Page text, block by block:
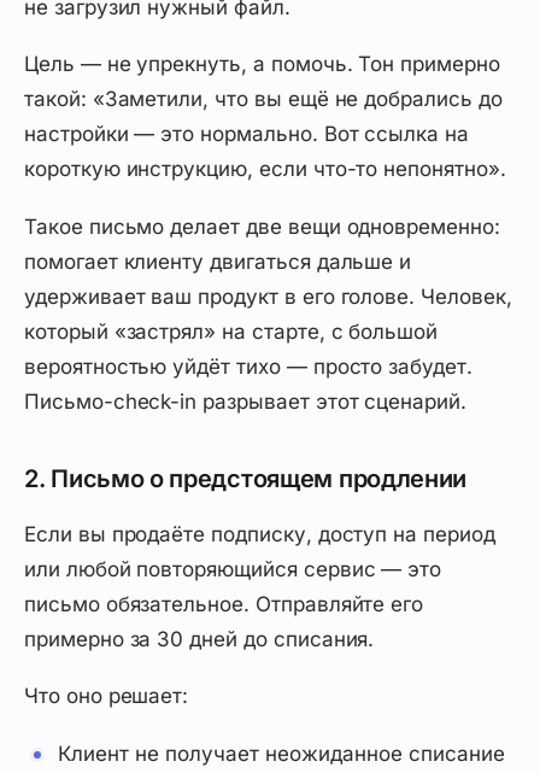
не загрузил нужный файл.
Цель — не упрекнуть, а помочь. Тон примерно
такой: «Заметили, что вы ещё не добрались до
настройки — это нормально. Вот ссылка на
короткую инструкцию, если что-то непонятно».
Такое письмо делает две вещи одновременно:
помогает клиенту двигаться дальше и
удерживает ваш продукт в его голове. Человек,
который «застрял» на старте, с большой
вероятностью уйдёт тихо — просто забудет.
Письмо-check-in разрывает этот сценарий.
2. Письмо о предстоящем продлении
Если вы продаёте подписку, доступ на период
или любой повторяющийся сервис — это
письмо обязательное. Отправляйте его
примерно за 30 дней до списания.
Что оно решает:
Клиент не получает неожиданное списание